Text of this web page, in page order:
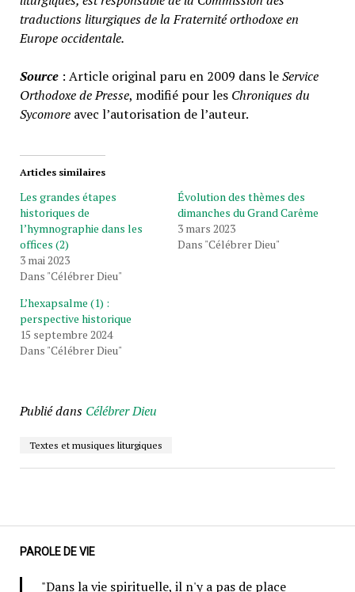
traductions liturgiques de la Fraternité orthodoxe en
Europe occidentale.
Source : Article original paru en 2009 dans leService
Orthodoxe de Presse, modifié pour les Chroniques du
Sycomoreavec l’autorisation de l’auteur.
Articles similaires
Les grandes étapes
historiques de
l’hymnographie dans les
offices (2)
3 mai 2023
Dans "Célébrer Dieu"
Évolution des thèmes des
dimanches du Grand Carême
3 mars 2023
Dans "Célébrer Dieu"
L’hexapsalme (1) :
perspective historique
15 septembre 2024
Dans "Célébrer Dieu"
Publié dans Célébrer Dieu
Textes et musiques liturgiques
PAROLE DE VIE
"Dans la vie spirituelle, il n'y a pas de place